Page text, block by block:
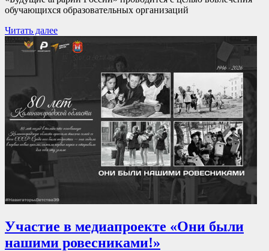
обучающихся образовательных организаций
Читать далее
Участие в медиапроекте «Они были
нашими ровесниками!»